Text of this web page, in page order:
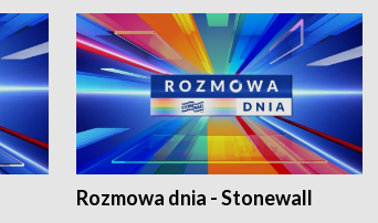
Rozmowa dnia - Stonewall